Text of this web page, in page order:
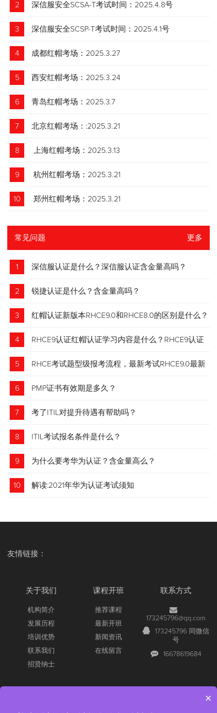
2 深信服安全SCSA-T考试时间：2025.4.8号
3 深信服安全SCSP-T考试时间：2025.4.1号
4 成都红帽考场：2025.3.27
5 西安红帽考场：2025.3.24
6 青岛红帽考场：2025.3.7
7 北京红帽考场：:2025.3.21
8 上海红帽考场：2025.3.13
9 杭州红帽考场：2025.3.21
10 郑州红帽考场：2025.3.21
常见问题 更多
1 深信服认证是什么？深信服认证含金量高吗？
2 锐捷认证是什么？含金量高吗？
3 红帽认证新版本RHCE9.0和RHCE8.0的区别是什么？
4 RHCE9认证红帽认证学习内容是什么？RHCE9认证
介绍
5 RHCE考试题型级报考流程，最新考试RHCE9.0最新
考试 变化请悉知
6 PMP证书有效期是多久？
7 考了ITIL对提升待遇有帮助吗？
8 ITIL考试报名条件是什么？
9 为什么要考华为认证？含金量高么？
10 解读:2021年华为认证考试须知
友情链接：
关于我们
机构简介
发展历程
培训优势
联系我们
招贤纳士
课程开班
推荐课程
最新开班
新闻资讯
在线留言
联系方式
173245796@qq.com
173245796 同微信
号
16678619684
×